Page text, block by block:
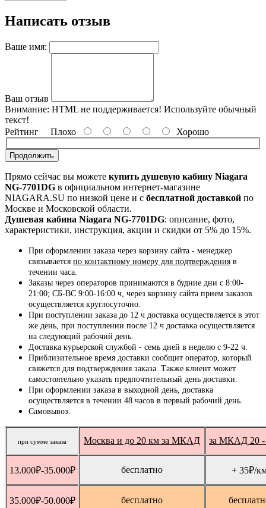
Написать отзыв
Ваше имя:
Ваш отзыв
Внимание: HTML не поддерживается! Используйте обычный
текст!
Рейтинг Плохо Хорошо
Продолжить
Прямо сейчас вы можете купить душевую кабину Niagara
NG-7701DG в официальном интернет-магазине
NIAGARA.SU по низкой цене и с бесплатной доставкой по
Москве и Московской области.
Душевая кабина Niagara NG-7701DG: описание, фото,
характеристики, инструкция, акции и скидки от 5% до 15%.
При оформлении заказа через корзину сайта - менеджер
связывается по контактному номеру для подтверждения в
течении часа.
Заказы через операторов принимаются в будние дни с 8:00-
21:00; СБ-ВС 9:00-16:00 ч, через корзину сайта прием заказов
осуществляется круглосуточно.
При поступлении заказа до 12 ч доставка осуществляется в этот
же день, при поступлении после 12 ч доставка осуществляется
на следующий рабочий день.
Доставка курьерской службой - семь дней в неделю с 9-22 ч.
Приблизительное время доставки сообщит оператор, который
свяжется для подтверждения заказа. Также клиент может
самостоятельно указать предпочтительный день доставки.
При оформлении заказа в выходной день, доставка
осуществляется в течении 48 часов в первый рабочий день.
Самовывоз.
при сумме заказа Москва и до 20 км за МКАД за МКАД 20 -
13.000₽-35.000₽ бесплатно + 35₽/
35.000₽-50.000₽ бесплатно